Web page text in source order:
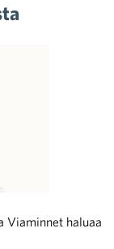
Viaminnet haluaa